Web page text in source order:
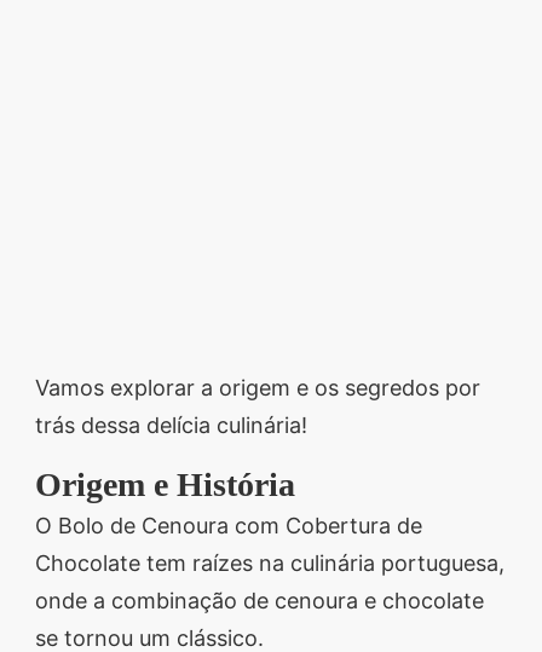
Vamos explorar a origem e os segredos por
trás dessa delícia culinária!
Origem e História
O Bolo de Cenoura com Cobertura de
Chocolate tem raízes na culinária portuguesa,
onde a combinação de cenoura e chocolate
se tornou um clássico.